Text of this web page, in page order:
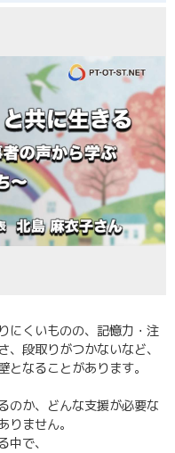
にくいものの、記憶力・注
段取りがつかないなど、
なることがあります。
のか、どんな支援が必要な
ません。
で、